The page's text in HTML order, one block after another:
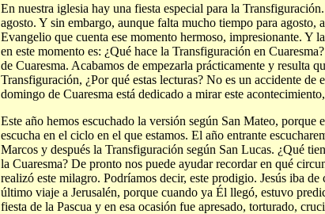
En nuestra iglesia hay una fiesta especial para la
agosto. Y sin embargo, aunque falta mucho tiempo para agosto,
Evangelio que cuenta ese momento hermoso, impresionante. Y
en este momento es: ¿Qué hace la Transfiguración en
de Cuaresma. Acabamos de empezarla prácticamente y resulta
Transfiguración, ¿Por qué estas lecturas? No es un accidente de
domingo de Cuaresma está dedicado a mirar este
Este año hemos escuchado la versión según San Mateo, porque
escucha en el ciclo en el que estamos. El año entrante
Marcos y después la Transfiguración según San Lucas. ¿Qué
la Cuaresma? De pronto nos puede ayudar recordar en qué
realizó este milagro. Podríamos decir, este prodigio. Jesús iba de
último viaje a Jerusalén, porque cuando ya Él llegó, estuvo
fiesta de la Pascua y en esa ocasión fue apresado, torturado,